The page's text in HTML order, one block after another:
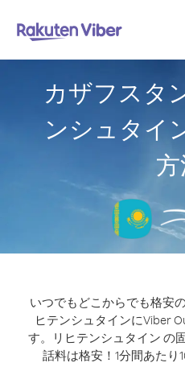
カザフスタ
ンシュタイ
いつでもどこからでも格安
ヒテンシュタインにViber
す。
リヒテンシュタイン の
話料は格安！1分間あたり